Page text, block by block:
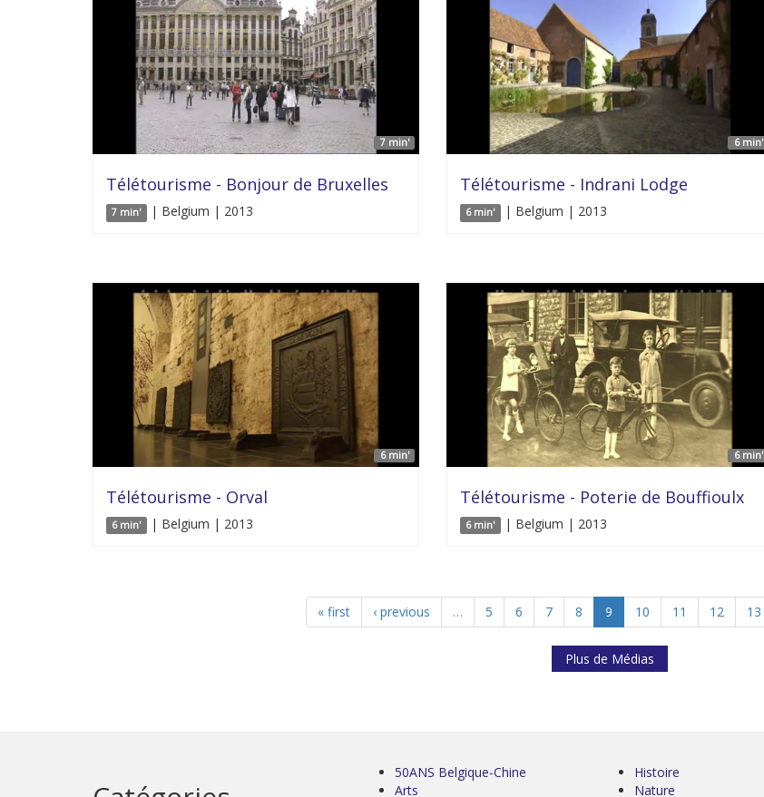
7 min'
Télétourisme - Bonjour de Bruxelles
7 min' | Belgium | 2013
6 min'
Télétourisme - Indrani Lodge
6 min' | Belgium | 2013
6 min'
Télétourisme - Orval
6 min' | Belgium | 2013
6 min'
Télétourisme - Poterie de Bouffioulx
6 min' | Belgium | 2013
« first ‹ previous … 5 6 7 8 9 10 11 12 13
Plus de Médias
50ANS Belgique-Chine
Arts
Histoire
Nature